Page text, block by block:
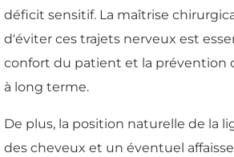
déficit sensitif. La maîtrise
d'éviter ces trajets nerveux est
confort du patient et la prévention
à long terme.
De plus, la position naturelle de la
des cheveux et un éventuel